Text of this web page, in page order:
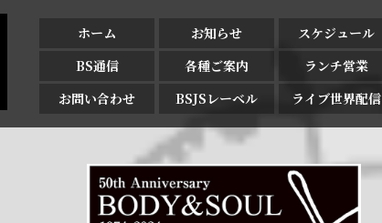
ホーム お知らせ スケジュール
BS通信
各種ご案内 ランチ営業
お問い合わせ
BSJSレーベル ライブ世界配信